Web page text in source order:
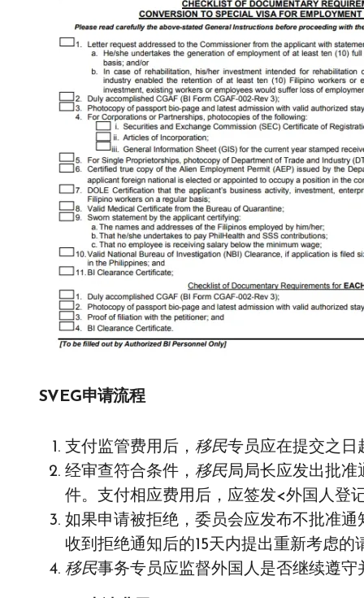
SVEG申请流程
支付监管费用后， 移民专员应在提交之日
经审查符合条件， 移民局局长应发出批准
件。支付相应费用后，应签发<外国人登
如果申请被拒绝，委员会应发布不批准
收到拒绝通知后的15天内提出重新考虑的
移民事务专员应监督外国人是否继续遵守